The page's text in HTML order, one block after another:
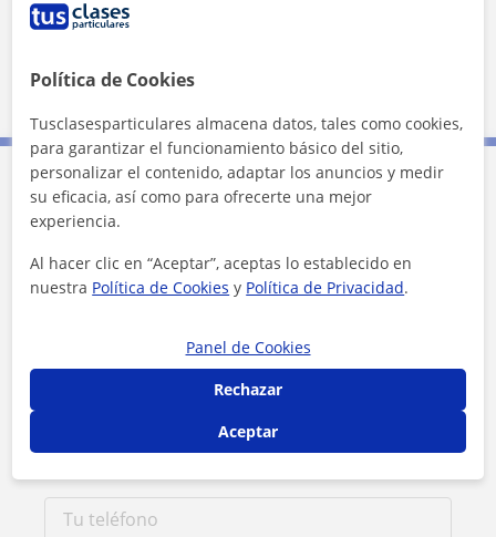
Contacta con Juan Carlos Hidalgo
Tarifa 12€/h
Política de Cookies
Tusclasesparticulares almacena datos, tales como cookies,
para garantizar el funcionamiento básico del sitio,
personalizar el contenido, adaptar los anuncios y medir
su eficacia, así como para ofrecerte una mejor
experiencia.
Al hacer clic en “Aceptar”, aceptas lo establecido en
nuestra Política de Cookies y Política de Privacidad.
Panel de Cookies
Rechazar
Aceptar